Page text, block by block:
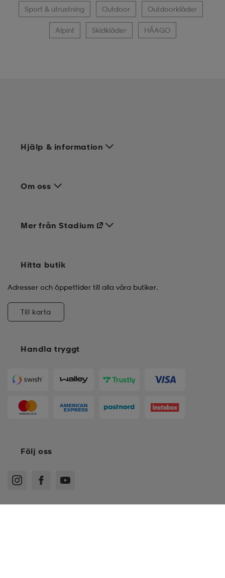
Sport & utrustning Outdoor Outdoorkläder
Alpint Skidkläder HÄAGO
Hjälp & information
Om oss
Handla tryggt
Mer från Stadium
Hitta butik
Adresser och öppettider till alla våra butiker.
Till karta
Följ oss